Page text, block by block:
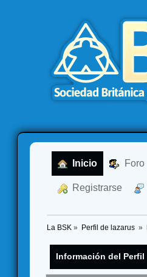
Inicio Foro
Registrarse
La BSK » Perfil de lazarus »
Información del Perfil